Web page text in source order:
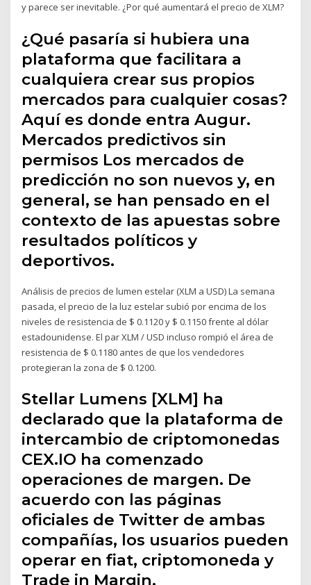
y parece ser inevitable. ¿Por qué aumentará el precio de XLM?
¿Qué pasaría si hubiera una
plataforma que facilitara a
cualquiera crear sus propios
mercados para cualquier cosas?
Aquí es donde entra Augur.
Mercados predictivos sin
permisos Los mercados de
predicción no son nuevos y, en
general, se han pensado en el
contexto de las apuestas sobre
resultados políticos y
deportivos.
Análisis de precios de lumen estelar (XLM a USD) La semana
pasada, el precio de la luz estelar subió por encima de los
niveles de resistencia de $ 0.1120 y $ 0.1150 frente al dólar
estadounidense. El par XLM / USD incluso rompió el área de
resistencia de $ 0.1180 antes de que los vendedores
protegieran la zona de $ 0.1200.
Stellar Lumens [XLM] ha
declarado que la plataforma de
intercambio de criptomonedas
CEX.IO ha comenzado
operaciones de margen. De
acuerdo con las páginas
oficiales de Twitter de ambas
compañías, los usuarios pueden
operar en fiat, criptomoneda y
Trade in Margin.